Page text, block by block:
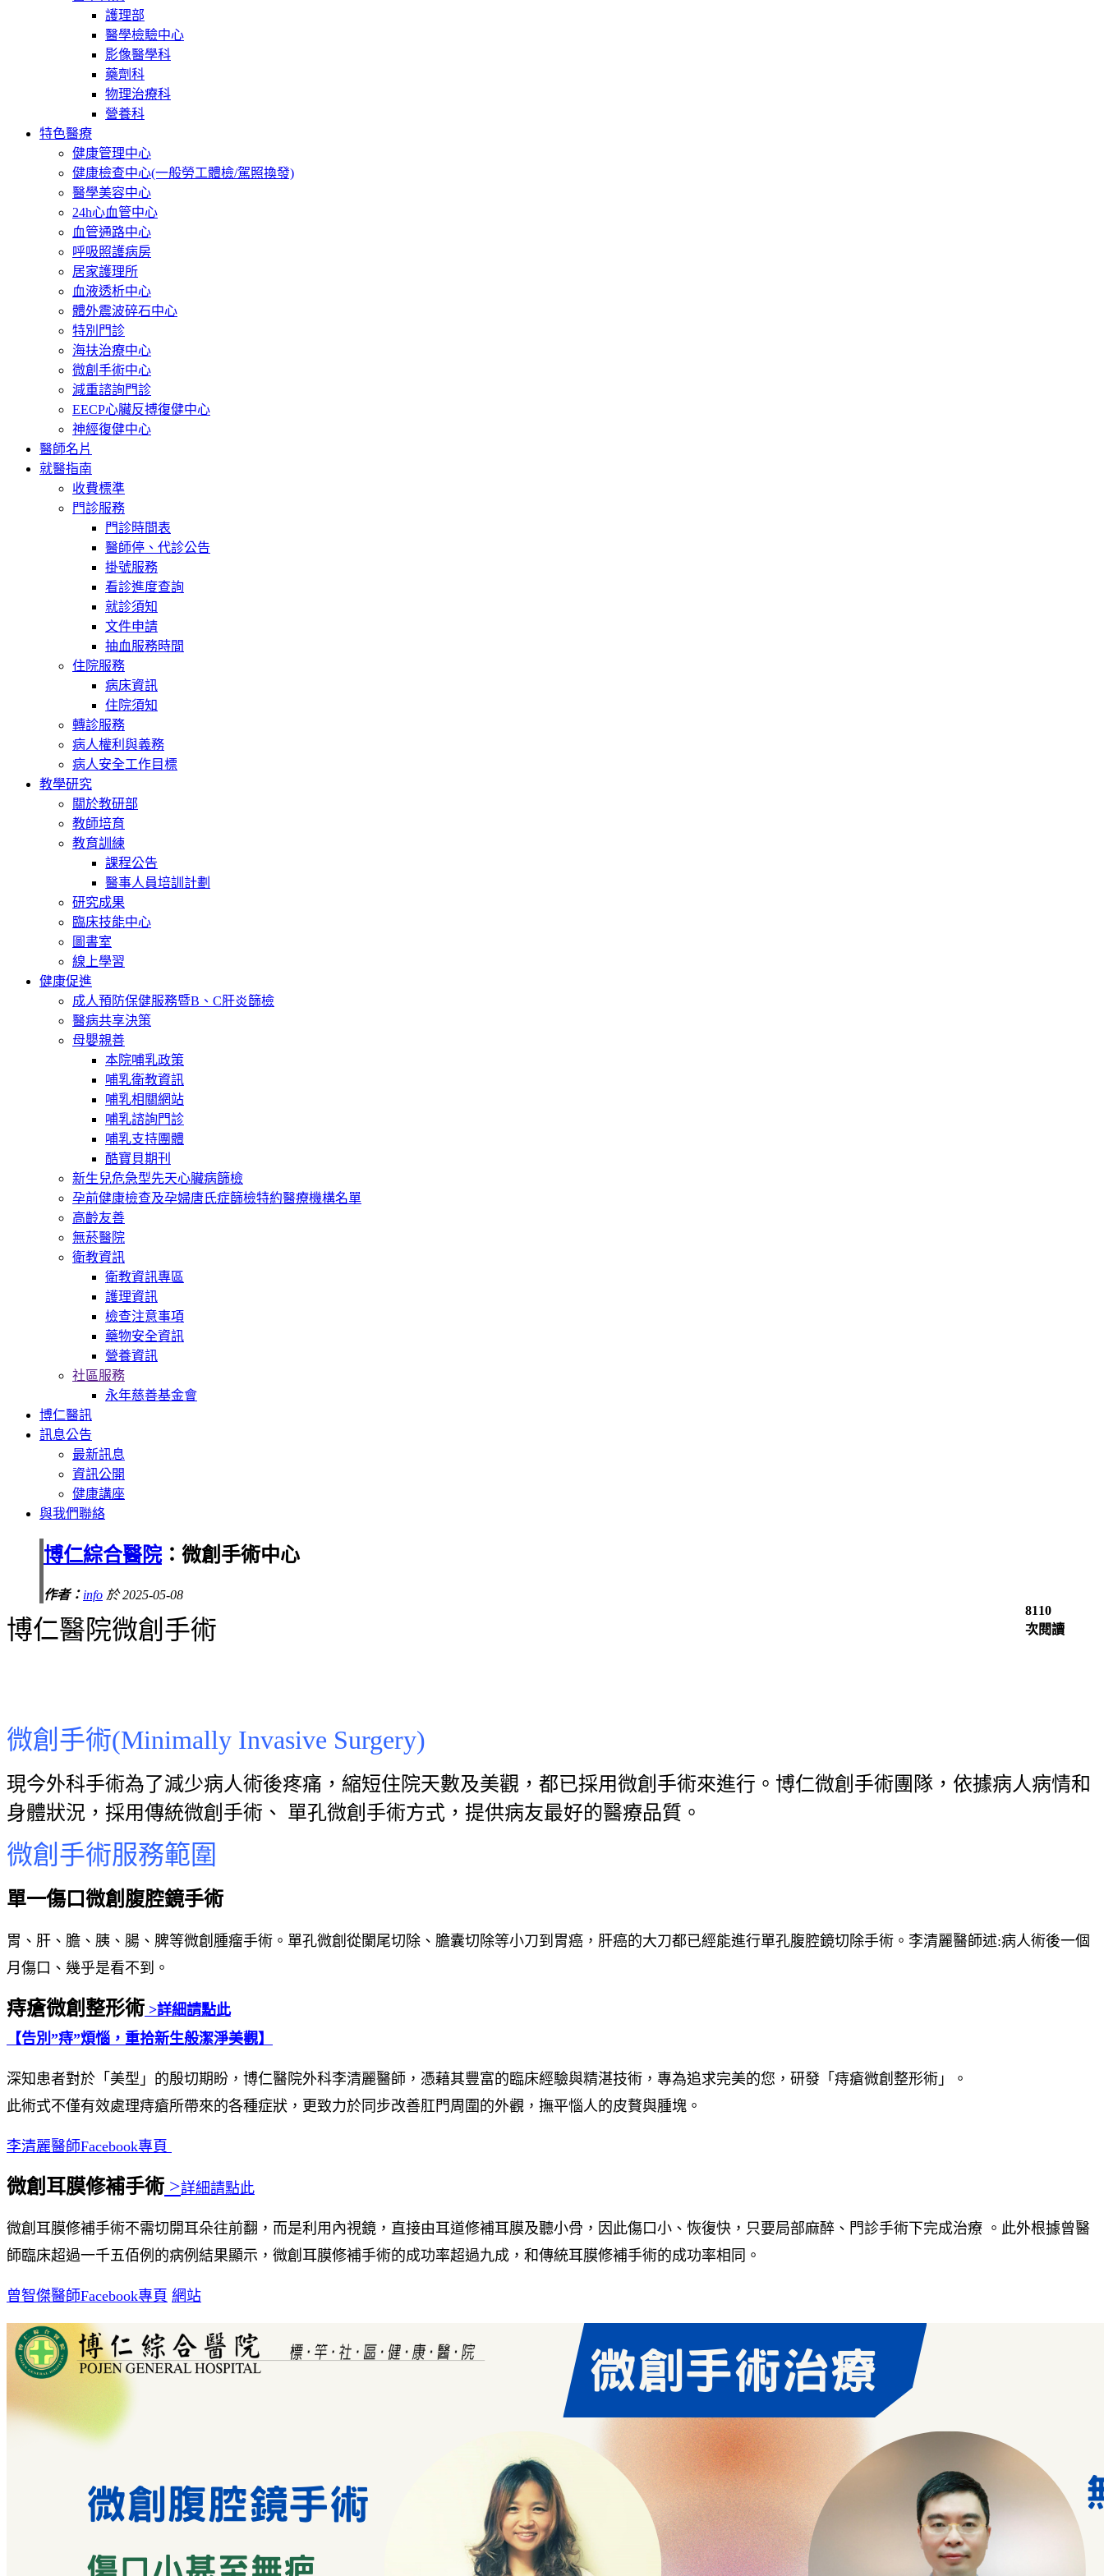
護理部
醫學檢驗中心
影像醫學科
藥劑科
物理治療科
營養科
特色醫療
健康管理中心
健康檢查中心(一般勞工體檢/駕照換發)
醫學美容中心
24h心血管中心
血管通路中心
呼吸照護病房
居家護理所
血液透析中心
體外震波碎石中心
特別門診
海扶治療中心
微創手術中心
減重諮詢門診
EECP心臟反搏復健中心
神經復健中心
醫師名片
就醫指南
收費標準
門診服務
門診時間表
醫師停、代診公告
掛號服務
看診進度查詢
就診須知
文件申請
抽血服務時間
住院服務
病床資訊
住院須知
轉診服務
病人權利與義務
病人安全工作目標
教學研究
關於教研部
教師培育
教育訓練
課程公告
醫事人員培訓計劃
研究成果
臨床技能中心
圖書室
線上學習
健康促進
成人預防保健服務暨B、C肝炎篩檢
醫病共享決策
母嬰親善
本院哺乳政策
哺乳衛教資訊
哺乳相關網站
哺乳諮詢門診
哺乳支持團體
酷寶貝期刊
新生兒危急型先天心臟病篩檢
孕前健康檢查及孕婦唐氏症篩檢特約醫療機構名單
高齡友善
無菸醫院
衛教資訊
衛教資訊專區
護理資訊
檢查注意事項
藥物安全資訊
營養資訊
社區服務
永年慈善基金會
博仁醫訊
訊息公告
最新訊息
資訊公開
健康講座
與我們聯絡
博仁綜合醫院：微創手術中心
作者： info 於 2025-05-08
8110
次閱讀
博仁醫院微創手術
微創手術(Minimally Invasive Surgery)
現今外科手術為了減少病人術後疼痛，縮短住院天數及美觀，都已採用微創手術來進行。博仁微創手術團隊，依據病人病情和
身體狀況，採用傳統微創手術、 單孔微創手術方式，提供病友最好的醫療品質。
微創手術服務範圍
單一傷口微創腹腔鏡手術
胃、肝、膽、胰、腸、脾等微創腫瘤手術。單孔微創從闌尾切除、膽囊切除等小刀到胃癌，肝癌的大刀都已經能進行單孔腹腔鏡切除手術。 李清麗醫師述:病人術後一個
月傷口、幾乎是看不到。
痔瘡微創整形術 >詳細請點此
【告別”痔”煩惱，重拾新生般潔淨美觀】
深知患者對於「美型」的殷切期盼，博仁醫院外科李清麗醫師，憑藉其豐富的臨床經驗與精湛技術，專為追求完美的您，研發「痔瘡微創整形術」。
此術式不僅有效處理痔瘡所帶來的各種症狀，更致力於同步改善肛門周圍的外觀，撫平惱人的皮贅與腫塊。
李清麗醫師Facebook專頁
微創耳膜修補手術 >詳細請點此
微創耳膜修補手術不需切開耳朵往前翻，而是利用內視鏡，直接由耳道修補耳膜及聽小骨，因此傷口小、恢復快，只要局部麻醉、門診手術下完成治療 。此外根據曾醫
師臨床超過一千五佰例的病例結果顯示，微創耳膜修補手術的成功率超過九成，和傳統耳膜修補手術的成功率相同。
曾智傑醫師Facebook專頁 網站